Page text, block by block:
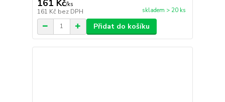
161 Kč/ks
161 Kč bez DPH skladem > 20 ks
Přidat do košíku